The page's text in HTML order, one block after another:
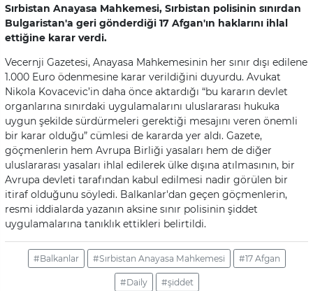
Sırbistan Anayasa Mahkemesi, Sırbistan polisinin sınırdan
Bulgaristan'a geri gönderdiği 17 Afgan'ın haklarını ihlal
ettiğine karar verdi.
Vecernji Gazetesi, Anayasa Mahkemesinin her sınır dışı edilene
1.000 Euro ödenmesine karar verildiğini duyurdu. Avukat
Nikola Kovacevic’in daha önce aktardığı “bu kararın devlet
organlarına sınırdaki uygulamalarını uluslararası hukuka
uygun şekilde sürdürmeleri gerektiği mesajını veren önemli
bir karar olduğu” cümlesi de kararda yer aldı. Gazete,
göçmenlerin hem Avrupa Birliği yasaları hem de diğer
uluslararası yasaları ihlal edilerek ülke dışına atılmasının, bir
Avrupa devleti tarafından kabul edilmesi nadir görülen bir
itiraf olduğunu söyledi. Balkanlar'dan geçen göçmenlerin,
resmi iddialarda yazanın aksine sınır polisinin şiddet
uygulamalarına tanıklık ettikleri belirtildi.
#Balkanlar #Sırbistan Anayasa Mahkemesi #17 Afgan
#Daily #şiddet